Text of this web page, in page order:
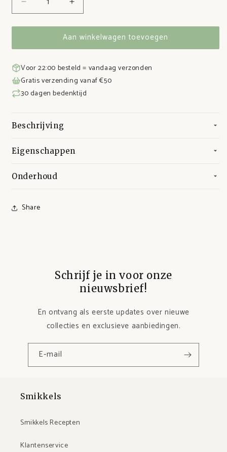
Aantal
verlagen
voor
Fruitbakjes
Aantal
verhogen
voor
RVS
Fruitbakjes
Aan winkelwagen toevoegen
Voor 22:00 besteld = vandaag verzonden
Gratis verzending vanaf €50
30 dagen bedenktijd
Beschrijving
Eigenschappen
Onderhoud
Share
Schrijf je in voor onze
nieuwsbrief!
En ontvang als eerste updates over nieuwe
collecties en exclusieve aanbiedingen.
E‑mail
Smikkels
Smikkels Recepten
Klantenservice
Klaar voor
back to school?
Meld je aan voor de nieuwsbrief en ontvang
Ontvang 10% korting